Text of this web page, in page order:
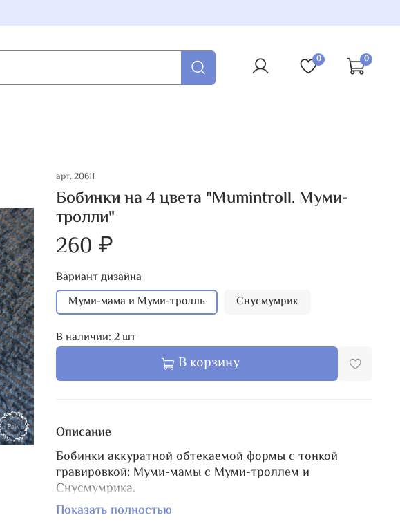
0 0
арт.20611
Бобинки на 4 цвета "Mumintroll. Муми-
тролли"
260 ₽
Вариант дизайна
Муми-мама и Муми-тролль
Снусмумрик
В наличии: 2шт
В корзину
Описание
Бобинки аккуратной обтекаемой формы с тонкой
гравировкой: Муми-мамы с Муми-троллем и
Снусмумрика.
Каждая бобинка рассчитана на размещение 4 цветов
Показать полностью